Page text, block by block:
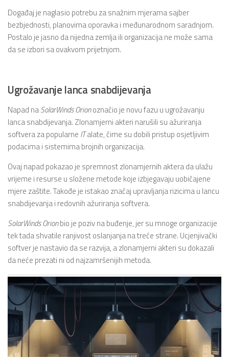
Događaj je naglasio potrebu za snažnim mjerama sajber
bezbjednosti, planovima oporavka i međunarodnom saradnjom.
Postalo je jasno da nijedna zemlja ili organizacija ne može sama
da se izbori sa ovakvom prijetnjom.
Ugrožavanje lanca snabdijevanja
Napad naSolarWinds Orionoznačio je novu fazu u ugrožavanju
lanca snabdijevanja. Zlonamjerni akteri narušili su ažuriranja
softvera za popularne ITalate, čime su dobili pristup osjetljivim
podacima i sistemima brojnih organizacija.
Ovaj napad pokazao je spremnost zlonamjernih aktera da ulažu
vrijeme i resurse u složene metode koje izbjegavaju uobičajene
mjere zaštite. Takođe je istakao značaj upravljanja rizicima u lancu
snabdijevanja i redovnih ažuriranja softvera.
SolarWinds Orionbio je poziv na buđenje, jer su mnoge organizacije
tek tada shvatile ranjivost oslanjanja na treće strane. Ucjenjivački
softver je nastavio da se razvija, a zlonamjerni akteri su dokazali
da neće prezati ni od najzamršenijih metoda.